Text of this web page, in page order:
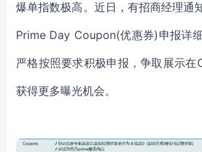
爆单指数极高。近日，有招商经理通
Prime Day Coupon(优惠券)申报详
严格按照要求积极申报，争取展示在
获得更多曝光机会。